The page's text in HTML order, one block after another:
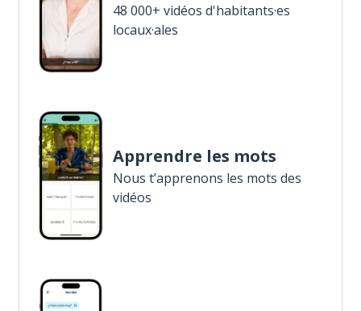
48 000+ vidéos d'habitants·es
locaux·ales
Apprendre les mots
Nous t’apprenons les mots des
vidéos